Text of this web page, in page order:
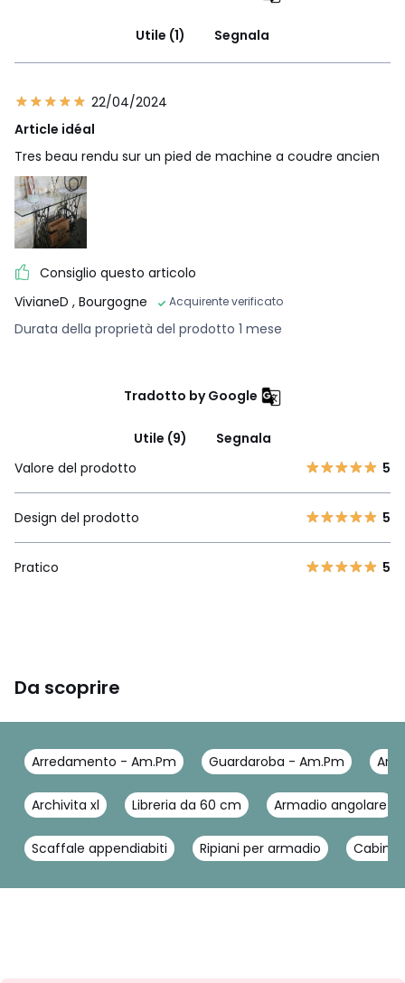
Utile (1) Segnala
22/04/2024
Article idéal
Tres beau rendu sur un pied de machine a coudre ancien
Consiglio questo articolo
VivianeD , Bourgogne Acquirente verificato
Durata della proprietà del prodotto 1 mese
Tradotto by Google
Utile (9)
Segnala
Valore del prodotto
5
Design del prodotto 5
Pratico 5
Da scoprire
Arredamento - Am.Pm Guardaroba - Am.Pm
Archivita xl Libreria da 60 cm Armadio angolare
Scaffale appendiabiti Ripiani per armadio Cabina